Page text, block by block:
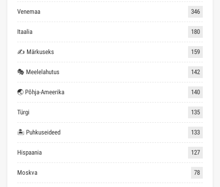
Venemaa 346
Itaalia 180
✍ Märkuseks 159
🎭 Meelelahutus 142
🌏 Põhja-Ameerika 140
Türgi 135
🏝 Puhkuseideed 133
Hispaania 127
Moskva 78